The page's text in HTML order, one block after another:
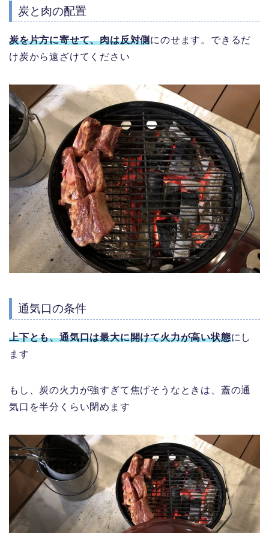
炭と肉の配置
炭を片方に寄せて、肉は反対側にのせます。できるだ
け炭から遠ざけてください
通気口の条件
上下とも、通気口は最大に開けて火力が高い状態にし
ます
もし、炭の火力が強すぎて焦げそうなときは、蓋の通
気口を半分くらい閉めます